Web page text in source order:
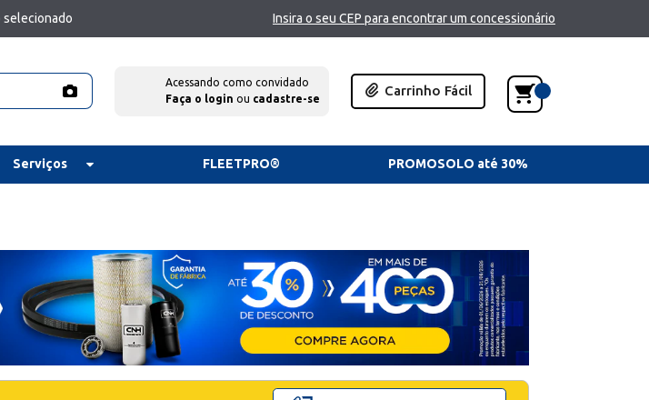
selecionado Insira o seu CEP para encontrar um concessionário
Acessando como convidado
Faça o login ou cadastre-se
Carrinho Fácil
Serviços FLEETPRO® PROMOSOLO até 30%